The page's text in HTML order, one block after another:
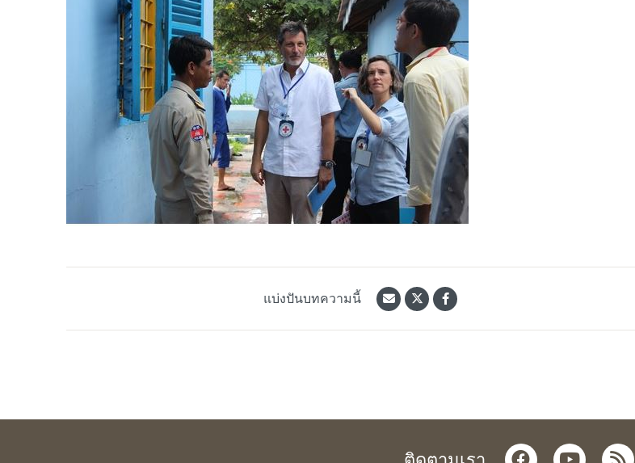
แบ่งปันบทความนี้
facebookyoutube
rss